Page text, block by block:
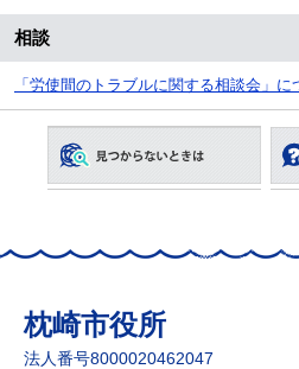
相談
「労使間のトラブルに関する相談会」に
枕崎市役所
法人番号8000020462047